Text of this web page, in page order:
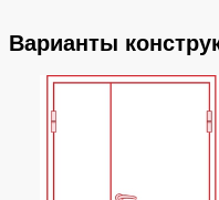
Варианты